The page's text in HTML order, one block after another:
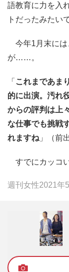
語教育に力を入
トだったみたい
今年1月末には
が……。
「 これまであま
的に出演。汚れ
からの評判は上
な仕事でも挑戦
れますね」（前
すでにカッコ
週刊女性2021年